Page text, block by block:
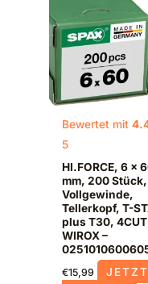
Bewertet mit
5
HI.FORCE, 6 x
mm, 200 Stück,
Vollgewinde,
Tellerkopf, T-
plus T30,
WIROX –
€15,99
JETZT